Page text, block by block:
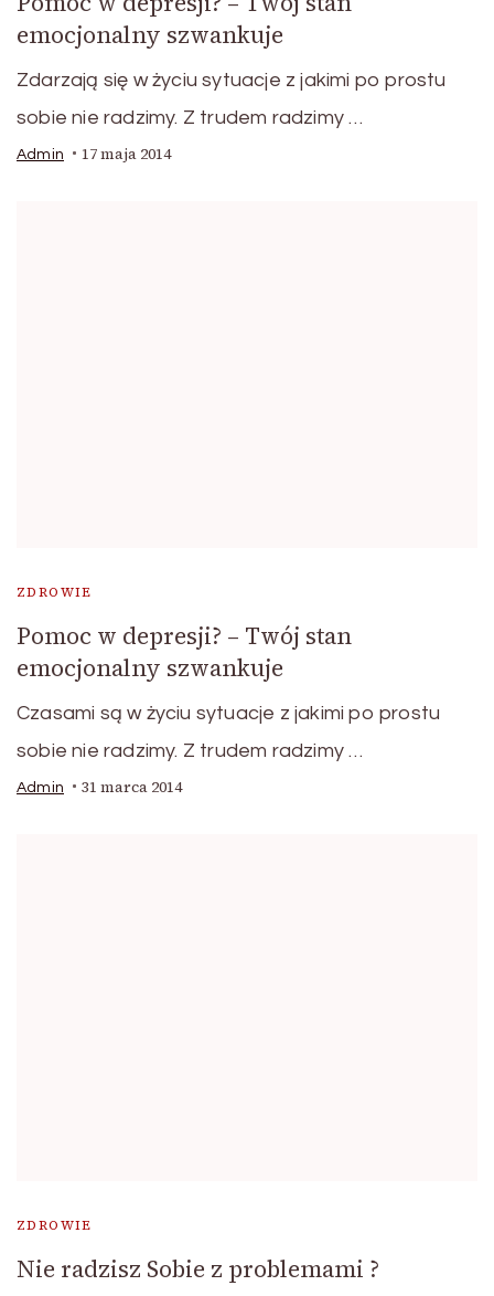
emocjonalny szwankuje
Zdarzają się w życiu sytuacje z jakimi po prostu
sobie nie radzimy. Z trudem radzimy …
Admin 17 maja 2014
ZDROWIE
Pomoc w depresji? – Twój stan
emocjonalny szwankuje
Czasami są w życiu sytuacje z jakimi po prostu
sobie nie radzimy. Z trudem radzimy …
Admin 31 marca 2014
ZDROWIE
Nie radzisz Sobie z problemami ?